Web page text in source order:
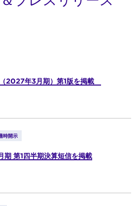
年3月期）第1版を掲載
時開示
期 第1四半期決算短信を掲載